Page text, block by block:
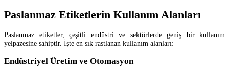
Paslanmaz Etiketlerin Kullanım Alanları
Paslanmaz etiketler, çeşitli endüstri ve sektörlerde geniş bir kullanım
yelpazesine sahiptir. İşte en sık rastlanan kullanım alanları:
Endüstriyel Üretim ve Otomasyon